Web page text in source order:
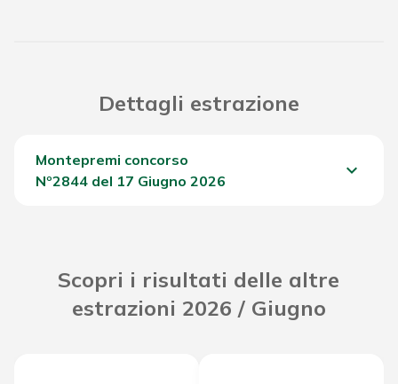
Dettagli estrazione
Montepremi concorso
Nº2844 del 17 Giugno 2026
keyboard_arrow_down
Scopri i risultati delle altre
estrazioni 2026 / Giugno